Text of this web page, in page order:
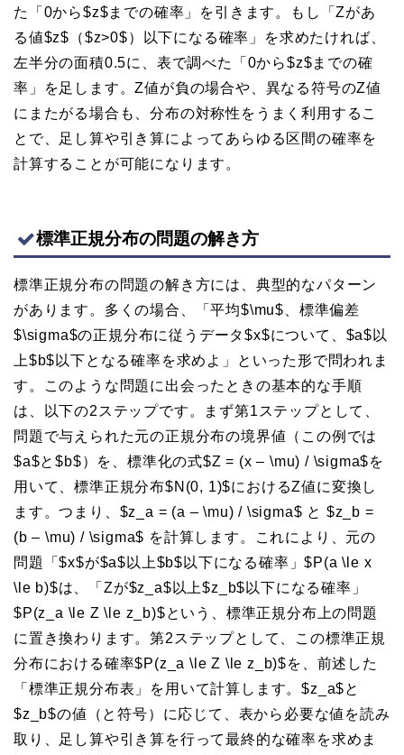
た「0から$z$までの確率」を引きます。もし「Zがあ
る値$z$（$z>0$）以下になる確率」を求めたければ、
左半分の面積0.5に、表で調べた「0から$z$までの確
率」を足します。Z値が負の場合や、異なる符号のZ値
にまたがる場合も、分布の対称性をうまく利用するこ
とで、足し算や引き算によってあらゆる区間の確率を
計算することが可能になります。
標準正規分布の問題の解き方
標準正規分布の問題の解き方には、典型的なパターン
があります。多くの場合、「平均$\mu$、標準偏差
$\sigma$の正規分布に従うデータ$x$について、$a$以
上$b$以下となる確率を求めよ」といった形で問われま
す。このような問題に出会ったときの基本的な手順
は、以下の2ステップです。まず第1ステップとして、
問題で与えられた元の正規分布の境界値（この例では
$a$と$b$）を、標準化の式$Z = (x – \mu) / \sigma$を
用いて、標準正規分布$N(0, 1)$におけるZ値に変換し
ます。つまり、$z_a = (a – \mu) / \sigma$ と $z_b =
(b – \mu) / \sigma$ を計算します。これにより、元の
問題「$x$が$a$以上$b$以下になる確率」$P(a \le x
\le b)$は、「Zが$z_a$以上$z_b$以下になる確率」
$P(z_a \le Z \le z_b)$という、標準正規分布上の問題
に置き換わります。第2ステップとして、この標準正規
分布における確率$P(z_a \le Z \le z_b)$を、前述した
「標準正規分布表」を用いて計算します。$z_a$と
$z_b$の値（と符号）に応じて、表から必要な値を読み
取り、足し算や引き算を行って最終的な確率を求めま